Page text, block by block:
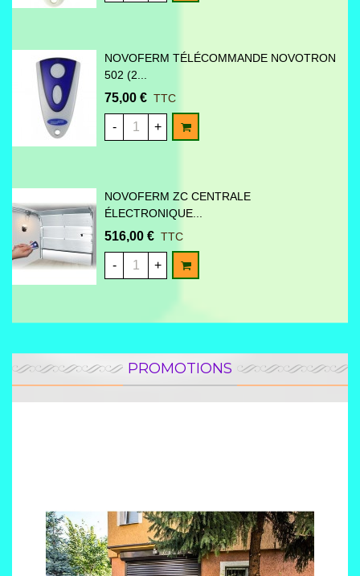
NOVOFERM TÉLÉCOMMANDE NOVOTRON
502 (2...
75,00 € TTC
- +
NOVOFERM ZC CENTRALE
ÉLECTRONIQUE...
516,00 € TTC
- +
PROMOTIONS